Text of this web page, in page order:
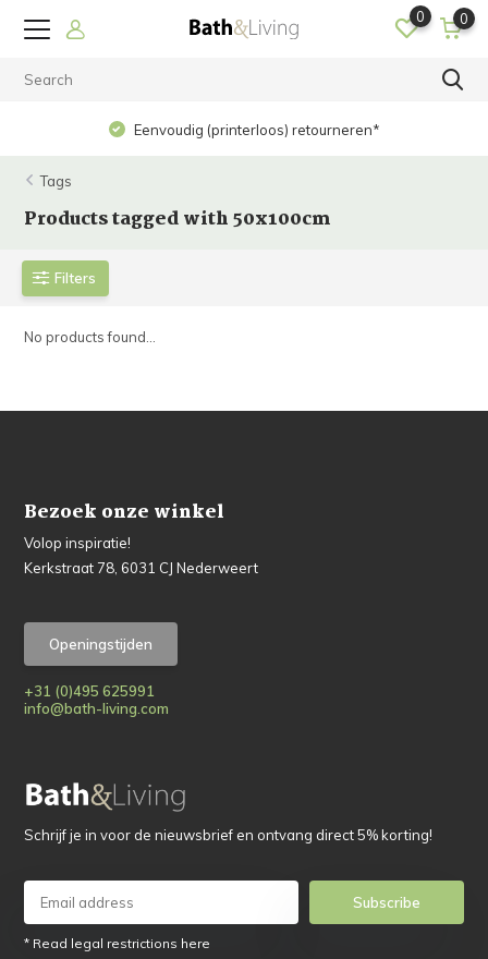
0 0
Eenvoudig (printerloos) retourneren*
Tags
Products tagged with 50x100cm
Filters
No products found...
Bezoek onze winkel
Volop inspiratie!
Kerkstraat 78, 6031 CJ Nederweert
Openingstijden
+31 (0)495 625991
info@bath-living.com
Schrijf je in voor de nieuwsbrief en ontvang direct 5% korting!
Subscribe
* Read legal restrictions here